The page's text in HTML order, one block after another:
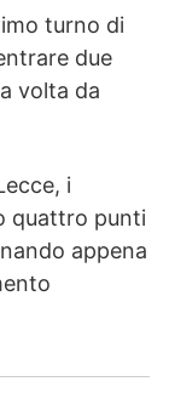
turno di
due
volta da
i
quattro punti
appena